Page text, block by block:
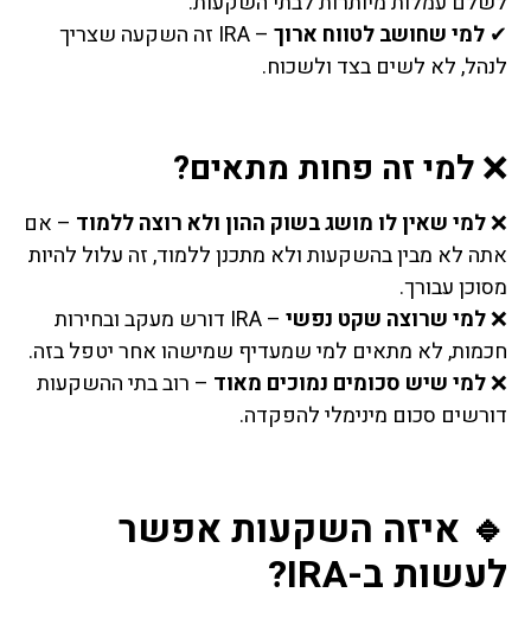
✔ למי שחושב לטווח ארוך
– IRA זה השקעה שצריך
לנהל, לא לשים בצד ולשכוח.
❌למי זה פחות מתאים?
❌למי שאין לו מושג בשוק ההון ולא רוצה ללמוד – אם
אתה לא מבין בהשקעות ולא מתכנן ללמוד, זה עלול להיות
מסוכן עבורך.
❌למי שרוצה שקט נפשי
– IRA דורש מעקב ובחירות
חכמות, לא מתאים למי שמעדיף שמישהו אחר יטפל בזה.
❌למי שיש סכומים נמוכים מאוד – רוב בתי ההשקעות
דורשים סכום מינימלי להפקדה.
🔹 איזה השקעות אפשר
לעשות ב-IRA?